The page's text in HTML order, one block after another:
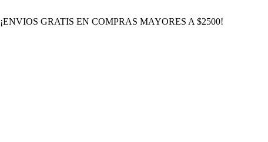
¡ENVIOS GRATIS EN COMPRAS MAYORES A $2500!